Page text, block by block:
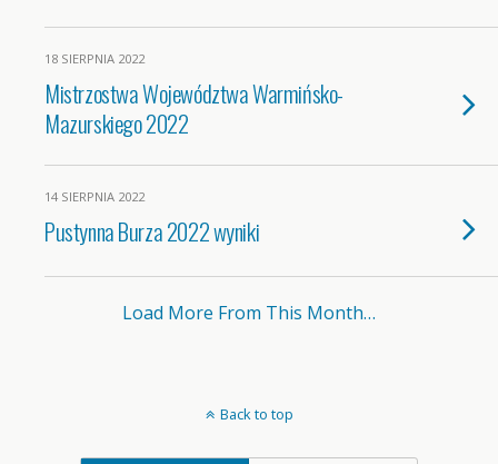
18 SIERPNIA 2022
Mistrzostwa Województwa Warmińsko-
Mazurskiego 2022
14 SIERPNIA 2022
Pustynna Burza 2022 wyniki
Load More From This Month…
Back to top